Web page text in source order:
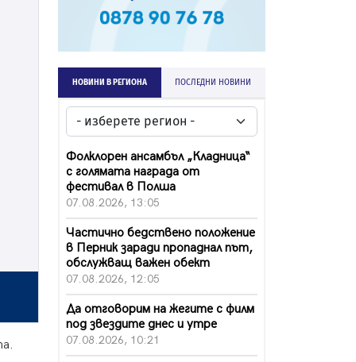
НОВИНИ В РЕГИОНА ПОСЛЕДНИ НОВИНИ
Фолклорен ансамбъл „Кладница“
с голямата награда от
фестивал в Полша
07.08.2026, 13:05
Частично бедствено положение
в Перник заради пропаднал път,
обслужващ важен обект
07.08.2026, 12:05
Да отговорим на жегите с филм
под звездите днес и утре
07.08.2026, 10:21